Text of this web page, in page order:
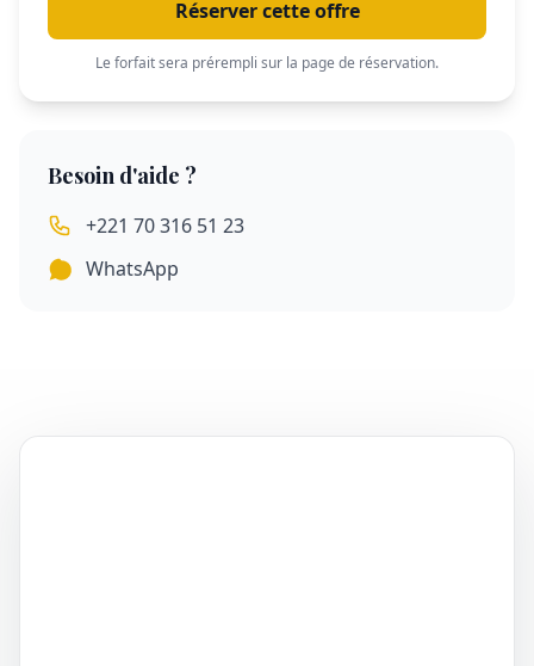
Réserver cette offre
Le forfait sera prérempli sur la page de réservation.
Besoin d'aide ?
+221 70 316 51 23
WhatsApp